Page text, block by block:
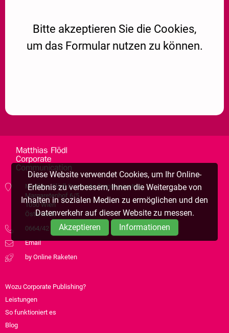
Diese Website verwendet Cookies, um Ihr Online-
Erlebnis zu verbessern, Ihnen die Weitergabe von
Inhalten in sozialen Medien zu ermöglichen und den
Datenverkehr auf dieser Website zu messen.
Akzeptieren
Informationen
Bitte akzeptieren Sie die Cookies,
um das Formular nutzen zu können.
Matthias Flödl Corporate Communication
Margaretenhof 6/5
1050 Wien
Österreich
0664/42 69 442
Email
by Online Raketen
Wozu Corporate Publishing?
Leistungen
So funktioniert es
Blog